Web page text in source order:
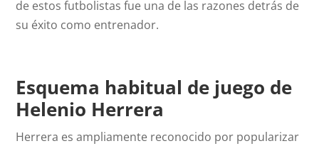
de estos futbolistas fue una de las razones detrás de
su éxito como entrenador.
Esquema habitual de juego de
Helenio Herrera
Herrera es ampliamente reconocido por popularizar